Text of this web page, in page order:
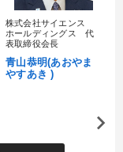
株式会社サイエンス
ホールディングス 代
表取締役会長
青山恭明(あおやま
やすあき )